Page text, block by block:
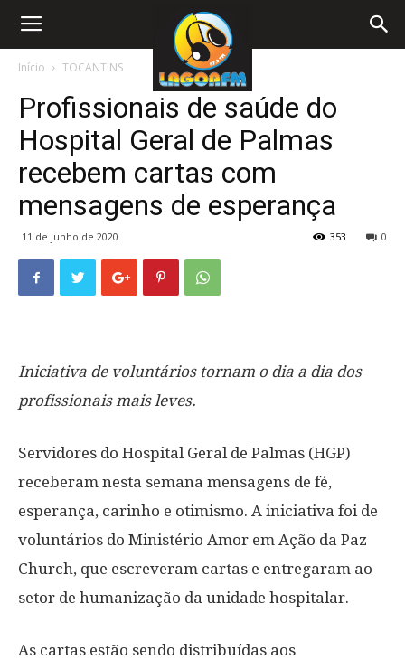
Início TOCANTINS
Profissionais de saúde do
Hospital Geral de Palmas
recebem cartas com
mensagens de esperança
11 de junho de 2020 0
353
Iniciativa de voluntários tornam o dia a dia dos
profissionais mais leves.
Servidores do Hospital Geral de Palmas (HGP)
receberam nesta semana mensagens de fé,
esperança, carinho e otimismo. A iniciativa foi de
voluntários do Ministério Amor em Ação da Paz
Church, que escreveram cartas e entregaram ao
setor de humanização da unidade hospitalar.
As cartas estão sendo distribuídas aos